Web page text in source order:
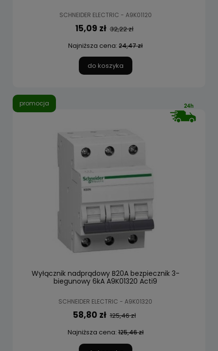
SCHNEIDER ELECTRIC - A9K01120
15,09 zł 32,22 zł
Najniższa cena: 24,47 zł
do koszyka
Wyłącznik nadprądowy B20A bezpiecznik 3-
biegunowy 6kA A9K01320 Acti9
SCHNEIDER ELECTRIC - A9K01320
58,80 zł 125,46 zł
Najniższa cena:125,46 zł
promocja